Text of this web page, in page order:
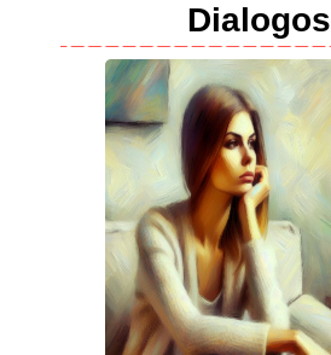
Dialogos